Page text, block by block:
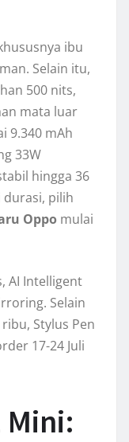
ibu
Selain itu,
500 nits,
mata luar
9.340 mAh
33W
hingga 36
durasi, pilih
Oppo mulai
AI Intelligent
Selain
Stylus Pen
17-24 Juli
Mini: